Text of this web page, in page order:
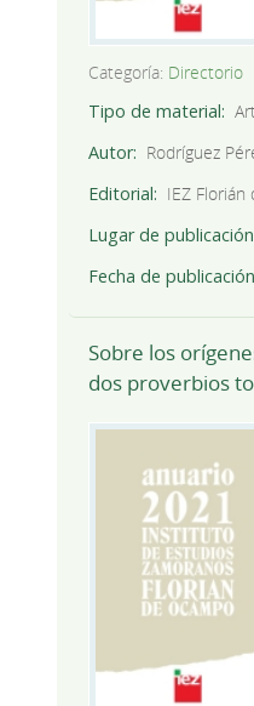
Categoría: Directorio
Tipo de material
Autor
Rodríguez
Editorial
IEZ
Lugar de publicación
Fecha de publicación
Sobre los
dos proverbios